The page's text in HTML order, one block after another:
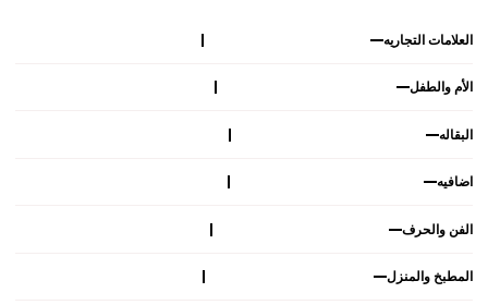
العلامات التجاريه
الأم والطفل
البقاله
اضافيه
الفن والحرف
المطبخ والمنزل